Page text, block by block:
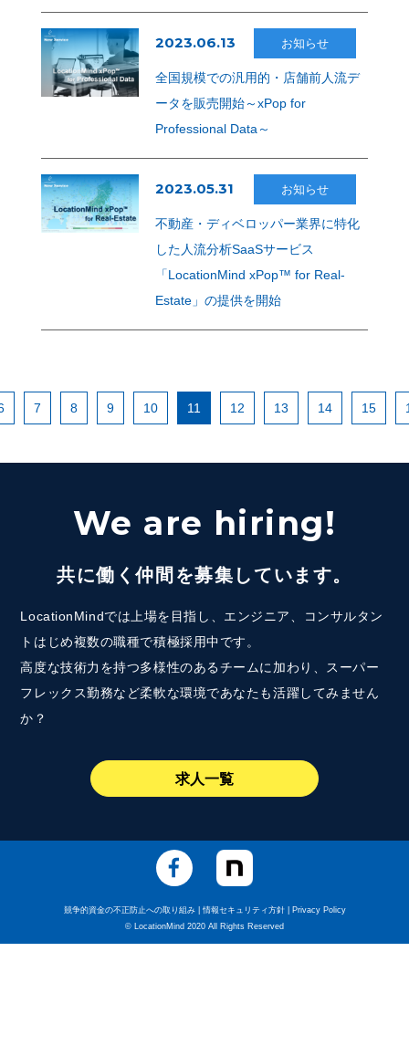
2023.06.13 お知らせ
全国規模での汎用的・店舗前人流デ
ータを販売開始～xPop for
Professional Data～
2023.05.31 お知らせ
不動産・ディベロッパー業界に特化
した人流分析SaaSサービス
「LocationMind xPop™ for Real-
Estate」の提供を開始
7 8 9 10 11 12 13 14 15
We are hiring!
共に働く仲間を募集しています。
LocationMindでは上場を目指し、エンジニア、コンサルタン
トはじめ複数の職種で積極採用中です。
高度な技術力を持つ多様性のあるチームに加わり、スーパー
フレックス勤務など柔軟な環境であなたも活躍してみません
か？
求人一覧
競争的資金の不正防止への取り組み|情報セキュリティ方針|
Privacy Policy
© LocationMind 2020 All Rights Reserved